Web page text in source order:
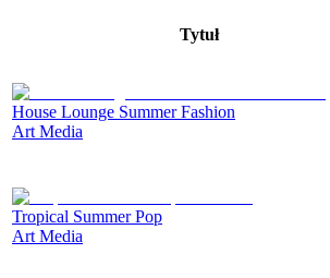
Tytuł
House Lounge Summer Fashion
Art Media
Tropical Summer Pop
Art Media